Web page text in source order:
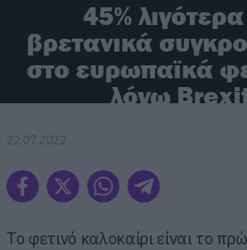
45%
βρετανικά
στο ευρωπαϊκά
λόγω
22.07.2022
To φετινό καλοκαίρι είναι το